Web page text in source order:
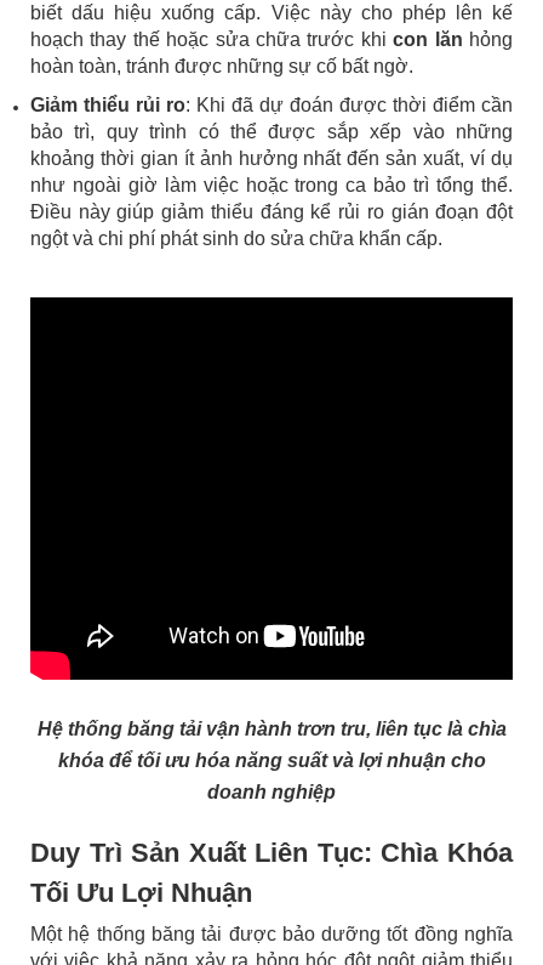
biết dấu hiệu xuống cấp. Việc này cho phép lên kế
hoạch thay thế hoặc sửa chữa trước khicon lăn hỏng
hoàn toàn, tránh được những sự cố bất ngờ.
Giảm thiểu rủi ro: Khi đã dự đoán được thời điểm cần
bảo trì, quy trình có thể được sắp xếp vào những
khoảng thời gian ít ảnh hưởng nhất đến sản xuất, ví dụ
như ngoài giờ làm việc hoặc trong ca bảo trì tổng thể.
Điều này giúp giảm thiểu đáng kể rủi ro gián đoạn đột
ngột và chi phí phát sinh do sửa chữa khẩn cấp.
Hệ thống băng tải vận hành trơn tru, liên tục là chìa
khóa để tối ưu hóa năng suất và lợi nhuận cho
doanh nghiệp
Duy Trì Sản Xuất Liên Tục: Chìa Khóa
Tối Ưu Lợi Nhuận
Một hệ thống băng tải được bảo dưỡng tốt đồng nghĩa
với việc khả năng xảy ra hỏng hóc đột ngột giảm thiểu